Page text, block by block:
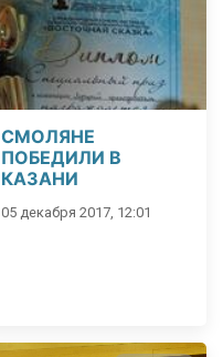
СМОЛЯНЕ
ПОБЕДИЛИ В
КАЗАНИ
05 декабря 2017, 12:01